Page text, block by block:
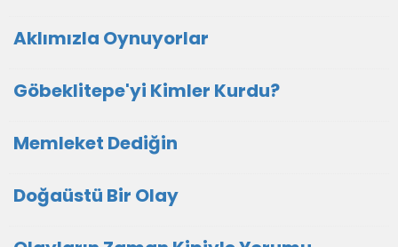
Aklımızla Oynuyorlar
Göbeklitepe'yi Kimler Kurdu?
Memleket Dediğin
Doğaüstü Bir Olay